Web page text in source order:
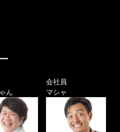
ん
会社員
マシャ